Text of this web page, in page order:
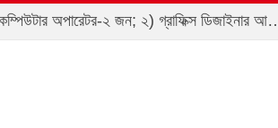
জরুরি নিয়োগ>> ১) কম্পিউটার অপারেটর-২ জন; ২)